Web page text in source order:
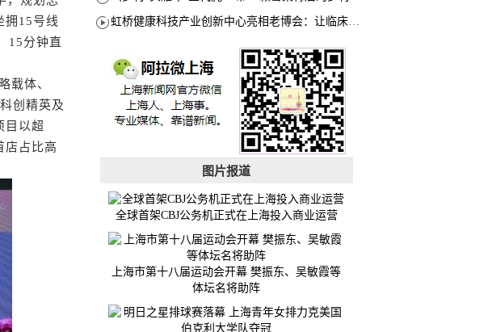
拥15号线
15分钟直
载体、
创精英及
目以超
店占比高
虹桥健康科技产业创新中心亮相老博会：让临床“需求”定义银发经济新生态
图片报道
全球首架CBJ公务机正式在上海投入商业运营
上海市第十八届运动会开幕 樊振东、吴敏霞等
体坛名将助阵